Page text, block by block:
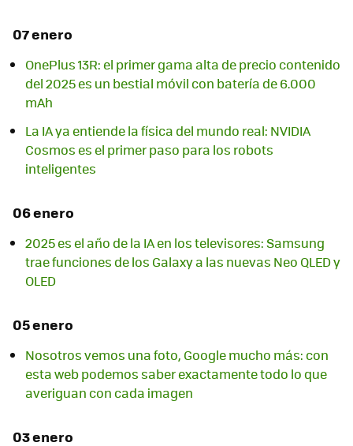
07 enero
OnePlus 13R: el primer gama alta de precio contenido
del 2025 es un bestial móvil con batería de 6.000
mAh
La IA ya entiende la física del mundo real: NVIDIA
Cosmos es el primer paso para los robots
inteligentes
06 enero
2025 es el año de la IA en los televisores: Samsung
trae funciones de los Galaxy a las nuevas Neo QLED y
OLED
05 enero
Nosotros vemos una foto, Google mucho más: con
esta web podemos saber exactamente todo lo que
averiguan con cada imagen
03 enero